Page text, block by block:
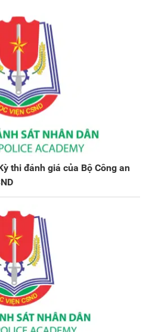
thi đánh giá của Bộ Công an